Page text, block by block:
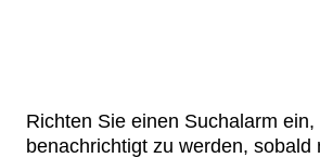
Richten Sie einen Suchalarm ein,
benachrichtigt zu werden, sobald